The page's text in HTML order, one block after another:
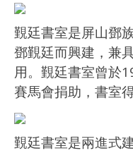
覲廷書室是屏山鄧
鄧覲廷而興建，兼
用。覲廷書室曾於
賽馬會捐助，書室
覲廷書室是兩進式